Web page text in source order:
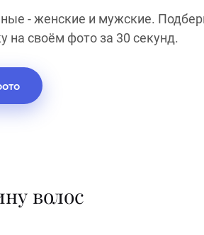
- женские и мужские.
на своём фото за 30 секунд.
волос